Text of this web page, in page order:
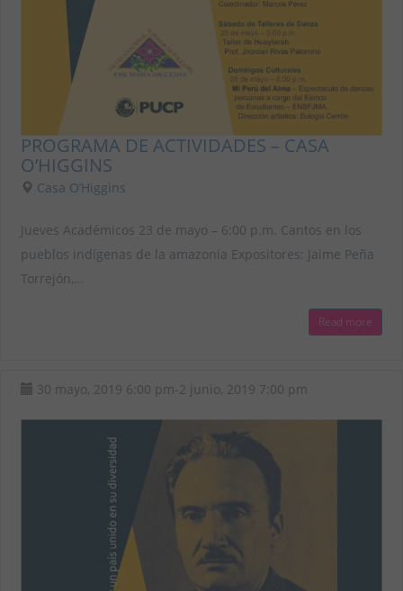
PROGRAMA DE ACTIVIDADES – CASA
O’HIGGINS
Casa O’Higgins
Jueves Académicos 23 de mayo – 6:00 p.m. Cantos en los
pueblos indígenas de la amazonia Expositores: Jaime Peña
Torrejón,…
Read more
30 mayo, 2019 6:00 pm-2 junio, 2019 7:00 pm